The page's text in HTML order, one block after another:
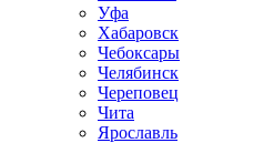
Уфа
Хабаровск
Чебоксары
Челябинск
Череповец
Чита
Ярославль